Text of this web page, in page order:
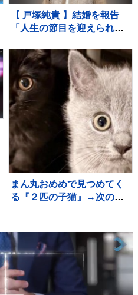
【 戸塚純貴 】結婚を報告
「人生の節目を迎えられる
ます」「さらなる飛躍を目
指して」精進誓う
まん丸おめめで見つめてく
る『２匹の子猫』→次の瞬
「旦那様ニャイス」「たま
らんすぎる」